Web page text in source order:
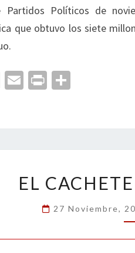
Políticos de
que obtuvo los siete
Li
n
E
Pr
ar
tir
EL
27 Noviembre,